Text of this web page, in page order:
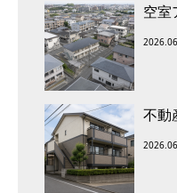
空室
不動